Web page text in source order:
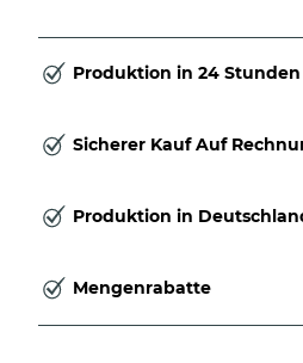
Produktion in 24 Stunden
Sicherer Kauf Auf
Produktion in
Mengenrabatte